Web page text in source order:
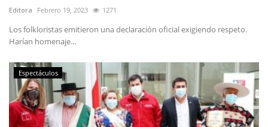
Editora Febrero 19, 2023 1271
Los folkloristas emitieron una declaración oficial exigiendo respeto.
Harían homenaje...
Espectáculos